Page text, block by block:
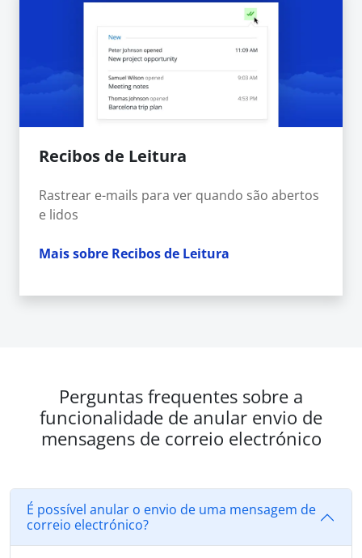
Recibos de Leitura
Rastrear e-mails para ver quando são abertos
e lidos
Mais sobre Recibos de Leitura
Perguntas frequentes sobre a
funcionalidade de anular envio de
mensagens de correio electrónico
É possível anular o envio de uma mensagem de
correio electrónico?